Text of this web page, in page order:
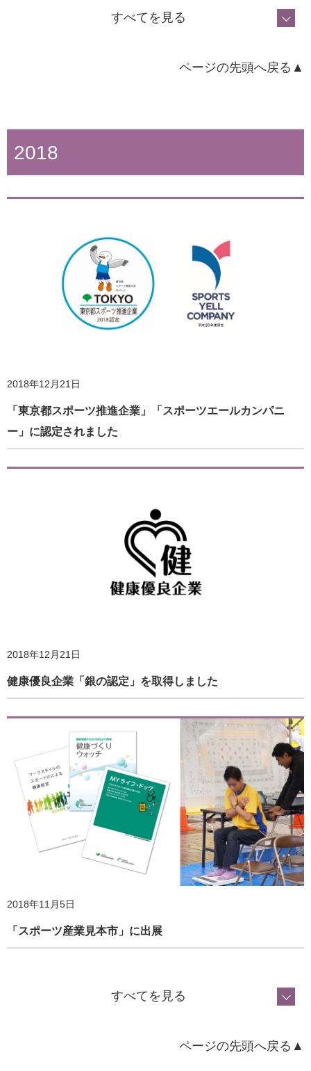
2020年5月20日
外出自粛下での身体活動・運動の実践とその効果 ④ココ
ロとカラダをほぐす
外出自粛下での身体活動・運動の実践とその効果 －体力医
学研究所・ウェルネス開発室の成果に基づいて－
2020年4月28日
外出自粛下での身体活動・運動の実践とその効果 ③年代
別の運動とその効果
2019年8月8日
ホームページ更新のお知らせ
2019年6月11日
ホームページ更新のお知らせ
2019年4月25日
ホームページ更新のお知らせ
2019年4月10日
ホームページ更新のお知らせ
すべてを見る
ページの先頭へ戻る▲
2018
2018年12月21日
「東京都スポーツ推進企業」「スポーツエールカンパニ
ー」に認定されました
2018年12月21日
健康優良企業「銀の認定」を取得しました
2018年11月5日
「スポーツ産業見本市」に出展
すべてを見る
ページの先頭へ戻る▲